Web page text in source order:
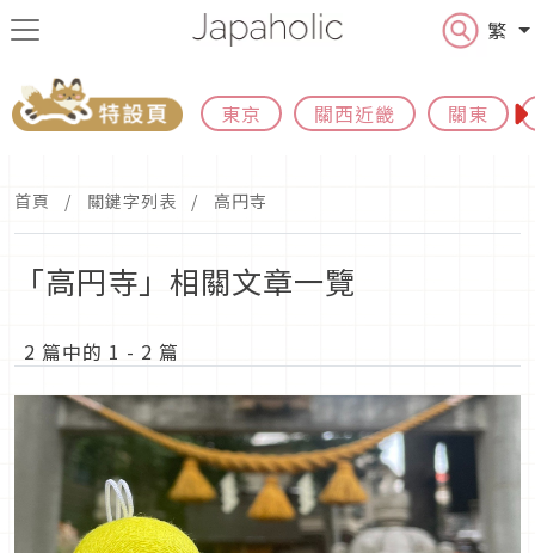
繁
東京 關西近畿 關東
首頁 關鍵字列表 高円寺
「高円寺」相關文章一覽
2 篇中的 1 - 2 篇